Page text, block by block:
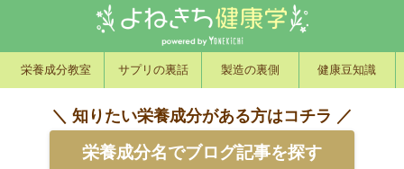
栄養成分教室 サプリの裏話 製造の裏側 健康豆知識
＼ 知りたい栄養成分がある方はコチラ ／
栄養成分名でブログ記事を探す